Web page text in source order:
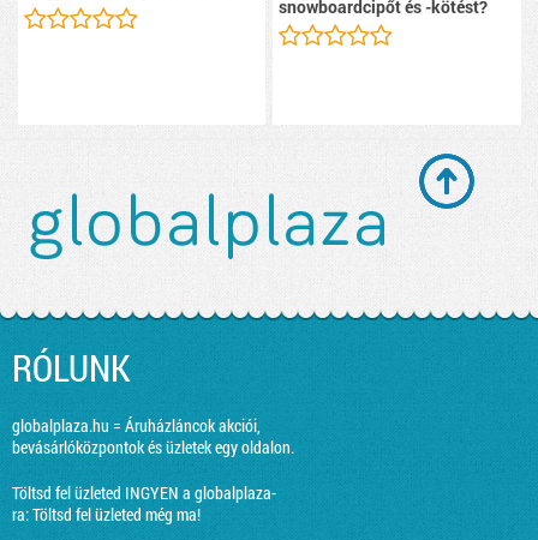
snowboardcipőt és -kötést?
RÓLUNK
globalplaza.hu = Áruházláncok akciói,
bevásárlóközpontok és üzletek egy oldalon.
Töltsd fel üzleted INGYEN a globalplaza-
ra:Töltsd fel üzleted még ma!